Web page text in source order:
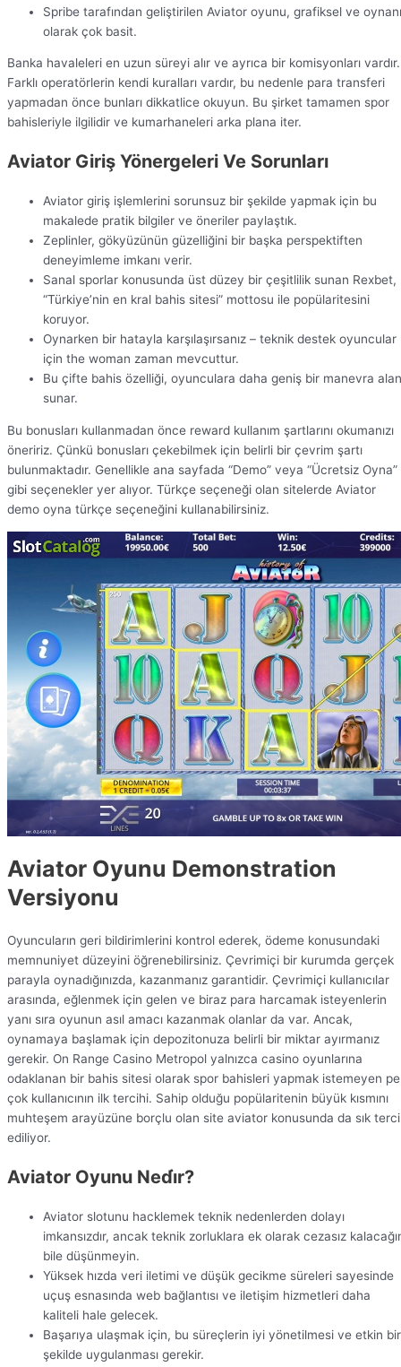
Spribe tarafından geliştirilen Aviator oyunu, grafiksel ve
olarak çok basit.
Banka havaleleri en uzun süreyi alır ve ayrıca bir komisyonları vardır.
Farklı operatörlerin kendi kuralları vardır, bu nedenle para transferi
yapmadan önce bunları dikkatlice okuyun. Bu şirket tamamen spor
bahisleriyle ilgilidir ve kumarhaneleri arka plana iter.
Aviator Giriş Yönergeleri Ve Sorunları
Aviator giriş işlemlerini sorunsuz bir şekilde yapmak için bu
makalede pratik bilgiler ve öneriler paylaştık.
Zeplinler, gökyüzünün güzelliğini bir başka perspektiften
deneyimleme imkanı verir.
Sanal sporlar konusunda üst düzey bir çeşitlilik sunan Rexbet,
“Türkiye’nin en kral bahis sitesi” mottosu ile popülaritesini
koruyor.
Oynarken bir hatayla karşılaşırsanız – teknik destek oyuncular
için the woman zaman mevcuttur.
Bu çifte bahis özelliği, oyunculara daha geniş bir manevra
sunar.
Bu bonusları kullanmadan önce reward kullanım şartlarını okumanızı
öneririz. Çünkü bonusları çekebilmek için belirli bir çevrim şartı
bulunmaktadır. Genellikle ana sayfada “Demo” veya “Ücretsiz Oyna”
gibi seçenekler yer alıyor. Türkçe seçeneği olan sitelerde Aviator
demo oyna türkçe seçeneğini kullanabilirsiniz.
Aviator Oyunu Demonstration
Versiyonu
Oyuncuların geri bildirimlerini kontrol ederek, ödeme konusundaki
memnuniyet düzeyini öğrenebilirsiniz. Çevrimiçi bir kurumda gerçek
parayla oynadığınızda, kazanmanız garantidir. Çevrimiçi kullanıcılar
arasında, eğlenmek için gelen ve biraz para harcamak isteyenlerin
yanı sıra oyunun asıl amacı kazanmak olanlar da var. Ancak,
oynamaya başlamak için depozitonuza belirli bir miktar ayırmanız
gerekir. On Range Casino Metropol yalnızca casino oyunlarına
odaklanan bir bahis sitesi olarak spor bahisleri yapmak istemeyen
çok kullanıcının ilk tercihi. Sahip olduğu popülaritenin büyük kısmını
muhteşem arayüzüne borçlu olan site aviator konusunda da sık
ediliyor.
Aviator Oyunu Nedi̇r?
Aviator slotunu hacklemek teknik nedenlerden dolayı
imkansızdır, ancak teknik zorluklara ek olarak cezasız
bile düşünmeyin.
Yüksek hızda veri iletimi ve düşük gecikme süreleri sayesinde
uçuş esnasında web bağlantısı ve iletişim hizmetleri daha
kaliteli hale gelecek.
Başarıya ulaşmak için, bu süreçlerin iyi yönetilmesi ve etkin bir
şekilde uygulanması gerekir.